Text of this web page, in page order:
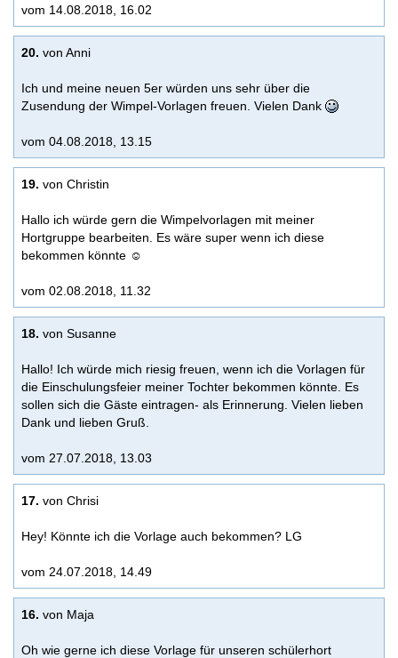
vom 14.08.2018, 16.02
20. von Anni
Ich und meine neuen 5er würden uns sehr über die
Zusendung der Wimpel-Vorlagen freuen. Vielen Dank
vom 04.08.2018, 13.15
19. von Christin
Hallo ich würde gern die Wimpelvorlagen mit meiner
Hortgruppe bearbeiten. Es wäre super wenn ich diese
bekommen könnte ☺️
vom 02.08.2018, 11.32
18. von Susanne
Hallo! Ich würde mich riesig freuen, wenn ich die Vorlagen für
die Einschulungsfeier meiner Tochter bekommen könnte. Es
sollen sich die Gäste eintragen- als Erinnerung. Vielen lieben
Dank und lieben Gruß.
vom 27.07.2018, 13.03
17. von Chrisi
Hey! Könnte ich die Vorlage auch bekommen? LG
vom 24.07.2018, 14.49
16. von Maja
Oh wie gerne ich diese Vorlage für unseren schülerhort